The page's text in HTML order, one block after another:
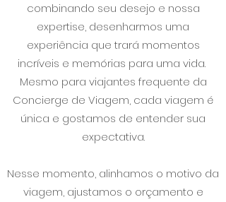
combinando seu desejo e nossa
expertise, desenharmos uma
experiência que trará momentos
incríveis e memórias para uma vida.
Mesmo para viajantes frequente da
Concierge de Viagem, cada viagem é
única e gostamos de entender sua
expectativa.
Nesse momento, alinhamos o motivo da
viagem, ajustamos o orçamento e